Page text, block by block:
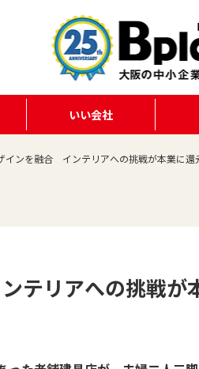
いい会社
インを融合 インテリアへの挑戦が本業に還
テリアへの挑戦が